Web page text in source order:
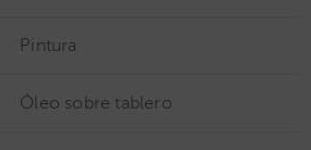
Pintura
Óleo sobre tablero